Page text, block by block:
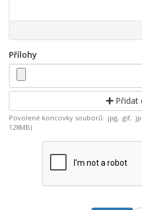
Přílohy
Přidat
Povolené koncovky souborů: .jpg, .gif,
128MB)